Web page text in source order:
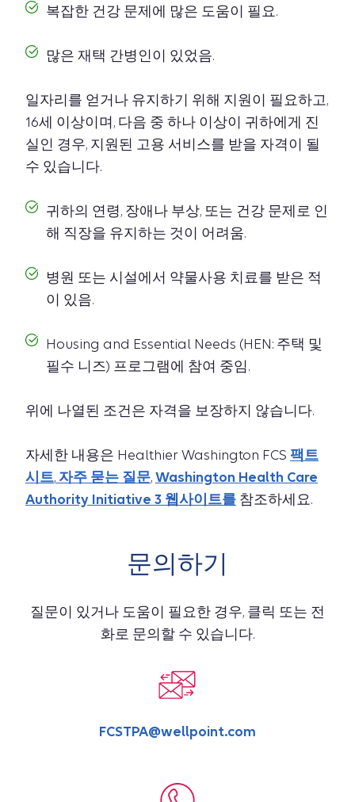
복잡한 건강 문제에 많은 도움이 필요.
많은 재택 간병인이 있었음.
일자리를 얻거나 유지하기 위해 지원이 필요하고,
16세 이상이며, 다음 중 하나 이상이 귀하에게 진
실인 경우, 지원된 고용 서비스를 받을 자격이 될
수 있습니다.
귀하의 연령, 장애나 부상, 또는 건강 문제로 인
해 직장을 유지하는 것이 어려움.
병원 또는 시설에서 약물사용 치료를 받은 적
이 있음.
Housing and Essential Needs (HEN: 주택 및
필수 니즈) 프로그램에 참여 중임.
위에 나열된 조건은 자격을 보장하지 않습니다.
자세한 내용은 Healthier Washington FCS 팩트
시트, 자주 묻는 질문, Washington Health Care
Authority Initiative 3 웹사이트를 참조하세요.
문의하기
질문이 있거나 도움이 필요한 경우, 클릭 또는 전
화로 문의할 수 있습니다.
FCSTPA@wellpoint.com